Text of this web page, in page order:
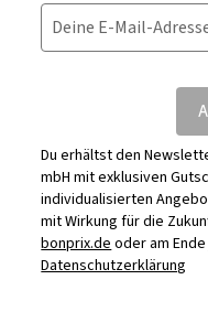
Deine E-Mail-
Du erhältst den
mbH mit exklusiven
individualisierten
mit Wirkung für die
bonprix.deoder am
Datenschutzerklärung